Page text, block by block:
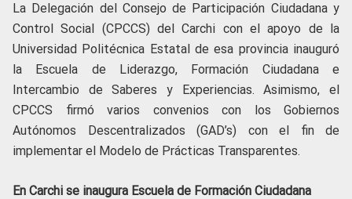
La Delegación del Consejo de Participación Ciudadana y
Control Social (CPCCS) del Carchi con el apoyo de la
Universidad Politécnica Estatal de esa provincia inauguró
la Escuela de Liderazgo, Formación Ciudadana e
Intercambio de Saberes y Experiencias. Asimismo, el
CPCCS firmó varios convenios con los Gobiernos
Autónomos Descentralizados (GAD’s) con el fin de
implementar el Modelo de Prácticas Transparentes.
En Carchi se inaugura Escuela de Formación Ciudadana